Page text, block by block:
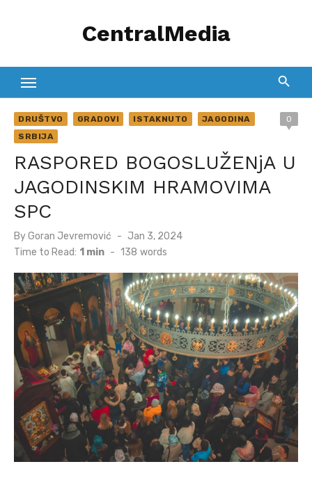
CentralMedia
DRUŠTVO GRADOVI ISTAKNUTO
JAGODINA
SRBIJA
0
RASPORED BOGOSLUŽENjA U
JAGODINSKIM HRAMOVIMA
SPC
ByGoran Jevremović
Posted
on
Jan 3, 2024
Time to Read: 1 min - 138 words